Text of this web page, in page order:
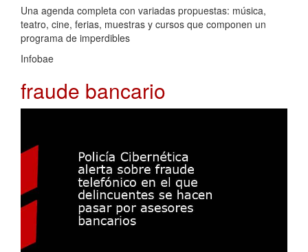
Una agenda completa con variadas propuestas: música,
teatro, cine, ferias, muestras y cursos que componen un
programa de imperdibles
Infobae
fraude bancario